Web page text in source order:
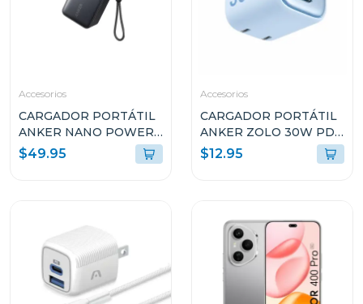
Accesorios
CARGADOR PORTÁTIL
ANKER NANO POWER
BANK 45W 10k USB-C
A1638H11
$49.95
Accesorios
CARGADOR PORTÁTIL
ANKER ZOLO 30W PD
3.0 CELESTE A2698J31
$12.95